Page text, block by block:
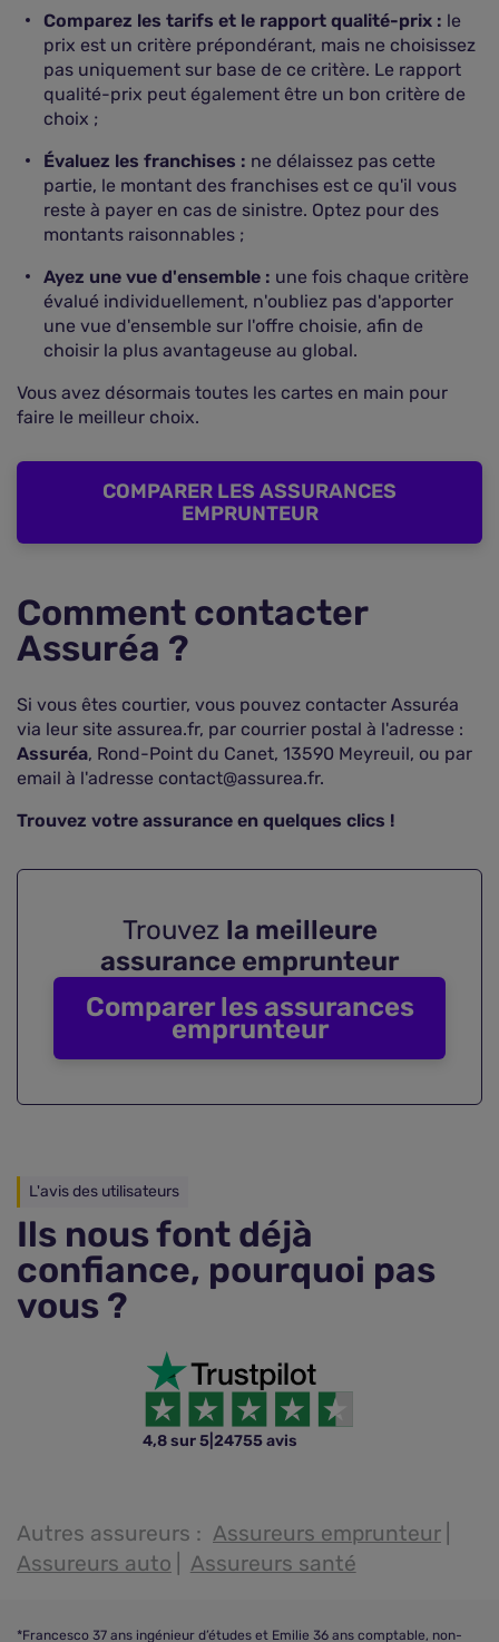
Comparez les tarifs et le rapport qualité-prix : le
prix est un critère prépondérant, mais ne choisissez
pas uniquement sur base de ce critère. Le rapport
qualité-prix peut également être un bon critère de
choix ;
Évaluez les franchises : ne délaissez pas cette
partie, le montant des franchises est ce qu'il vous
reste à payer en cas de sinistre. Optez pour des
montants raisonnables ;
Ayez une vue d'ensemble : une fois chaque critère
évalué individuellement, n'oubliez pas d'apporter
une vue d'ensemble sur l'offre choisie, afin de
choisir la plus avantageuse au global.
Vous avez désormais toutes les cartes en main pour
faire le meilleur choix.
COMPARER LES ASSURANCES
EMPRUNTEUR
Comment contacter
Assuréa ?
Si vous êtes courtier, vous pouvez contacter Assuréa
via leur site assurea.fr, par courrier postal à l'adresse :
Assuréa, Rond-Point du Canet, 13590 Meyreuil, ou par
email à l'adresse contact@assurea.fr.
Trouvez votre assurance en quelques clics !
Trouvez la meilleure
assurance emprunteur
Comparer les assurances
emprunteur
L'avis des utilisateurs
Ils nous font déjà
confiance, pourquoi pas
vous ?
4,8 sur 5 24755 avis
Autres assureurs : Assureurs emprunteur
Assureurs auto
Assureurs santé
*Francesco 37 ans ingénieur d’études et Emilie 36 ans comptable, non-